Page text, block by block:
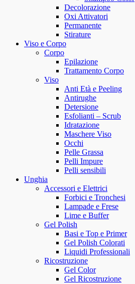
Decolorazione
Oxi Attivatori
Permanente
Stirature
Viso e Corpo
Corpo
Epilazione
Trattamento Corpo
Viso
Anti Età e Peeling
Antirughe
Detersione
Esfolianti – Scrub
Idratazione
Maschere Viso
Occhi
Pelle Grassa
Pelli Impure
Pelli sensibili
Unghia
Accessori e Elettrici
Forbici e Tronchesi
Lampade e Frese
Lime e Buffer
Gel Polish
Basi e Top e Primer
Gel Polish Colorati
Liquidi Professionali
Ricostruzione
Gel Color
Gel Ricostruzione